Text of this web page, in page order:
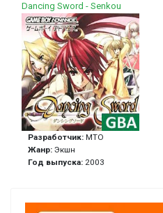
Dancing Sword - Senkou
Разработчик: MTO
Жанр: Экшн
Год выпуска: 2003